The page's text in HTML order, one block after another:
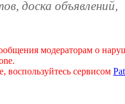
доска объявлений,
модераторам о
воспользуйтесь сервисом